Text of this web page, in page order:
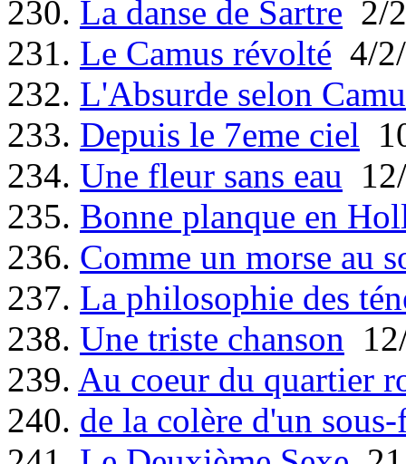
230. La danse de Sartre 2/
231. Le Camus révolté 4/
232. L'Absurde selon
233. Depuis le 7eme ciel
234. Une fleur sans eau
235. Bonne planque en
236. Comme un morse au
237. La philosophie des
238. Une triste chanson
239. Au coeur du quartier
240. de la colère d'un